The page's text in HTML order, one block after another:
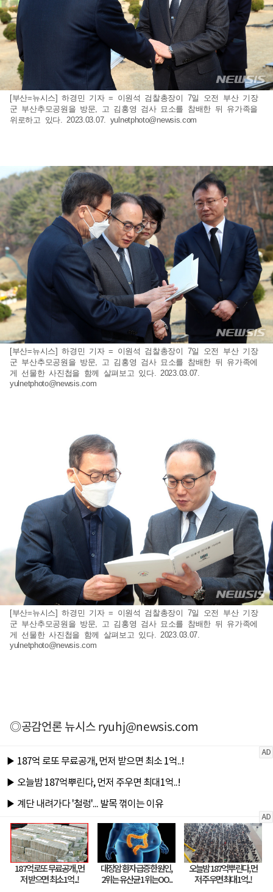
[부산=뉴시스] 하경민 기자 = 이원석 검찰총장이 7일 오전 부산 기장
군 부산추모공원을 방문, 고 김홍영 검사 묘소를 참배한 뒤 유가족을
위로하고 있다. 2023.03.07. yulnetphoto@newsis.com
[부산=뉴시스] 하경민 기자 = 이원석 검찰총장이 7일 오전 부산 기장
군 부산추모공원을 방문, 고 김홍영 검사 묘소를 참배한 뒤 유가족에
게 선물한 사진첩을 함께 살펴보고 있다. 2023.03.07.
yulnetphoto@newsis.com
[부산=뉴시스] 하경민 기자 = 이원석 검찰총장이 7일 오전 부산 기장
군 부산추모공원을 방문, 고 김홍영 검사 묘소를 참배한 뒤 유가족에
게 선물한 사진첩을 함께 살펴보고 있다. 2023.03.07.
yulnetphoto@newsis.com
◎공감언론 뉴시스ryuhj@newsis.com